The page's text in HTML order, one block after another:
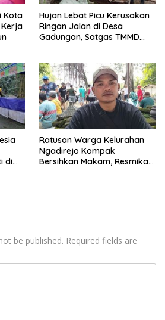
Kota
Hujan Lebat Picu Kerusakan
Ringan Jalan di Desa
Gadungan, Satgas TMMD
di
Ratusan Warga Kelurahan
Ngadirejo Kompak
Bersihkan Makam, Resmikan
be published. Required fields are